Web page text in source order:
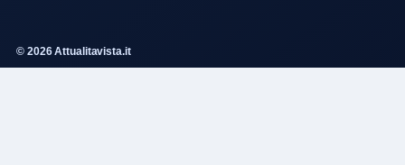
© 2026 Attualitavista.it